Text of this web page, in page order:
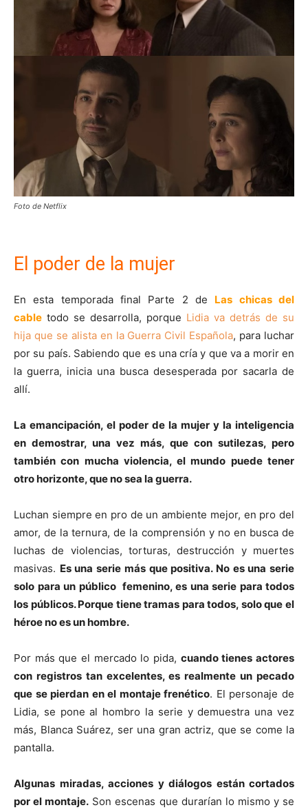
Foto de Netflix
El poder de la mujer
En esta temporada final Parte 2 de Las chicas del
cable todo se desarrolla, porque Lidia va detrás de su
hija que se alista en la Guerra Civil Española, para luchar
por su país. Sabiendo que es una cría y que va a morir en
la guerra, inicia una busca desesperada por sacarla de
allí.
La emancipación, el poder de la mujer y la inteligencia
en demostrar, una vez más, que con sutilezas, pero
también con mucha violencia, el mundo puede tener
otro horizonte, que no sea la guerra.
Luchan siempre en pro de un ambiente mejor, en pro del
amor, de la ternura, de la comprensión y no en busca de
luchas de violencias, torturas, destrucción y muertes
masivas. Es una serie más que positiva. No es una serie
solo para un público femenino, es una serie para todos
los públicos. Porque tiene tramas para todos, solo que el
héroe no es un hombre.
Por más que el mercado lo pida, cuando tienes actores
con registros tan excelentes, es realmente un pecado
que se pierdan en el montaje frenético. El personaje de
Lidia, se pone al hombro la serie y demuestra una vez
más, Blanca Suárez, ser una gran actriz, que se come la
pantalla.
Algunas miradas, acciones y diálogos están cortados
por el montaje. Son escenas que durarían lo mismo y se